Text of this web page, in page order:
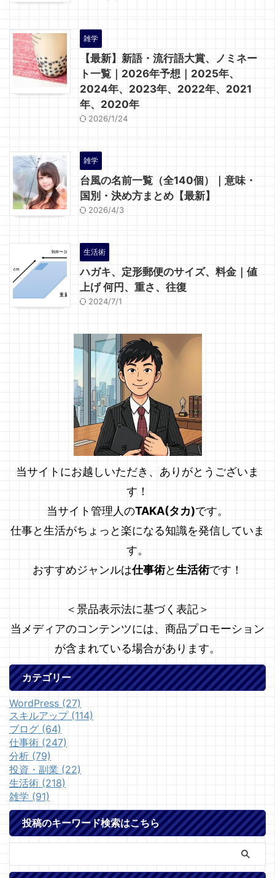
雑学
【最新】新語・流行語大賞、ノミネー
ト一覧｜2026年予想｜2025年、
2024年、2023年、2022年、2021
年、2020年
2026/1/24
雑学
台風の名前一覧（全140個）｜意味・
国別・決め方まとめ【最新】
2026/4/3
生活術
ハガキ、定形郵便のサイズ、料金｜値
上げ 何円、重さ、往復
2024/7/1
当サイトにお越しいただき、ありがとうございま
す！
当サイト管理人のTAKA(タカ)です。
仕事と生活がちょっと楽になる知識を発信していま
す。
おすすめジャンルは仕事術と生活術です！
＜景品表示法に基づく表記＞
当メディアのコンテンツには、商品プロモーション
が含まれている場合があります。
カテゴリー
WordPress (27)
スキルアップ (114)
ブログ (64)
仕事術 (247)
分析 (79)
投資・副業 (22)
生活術 (218)
雑学 (91)
投稿のキーワード検索はこちら